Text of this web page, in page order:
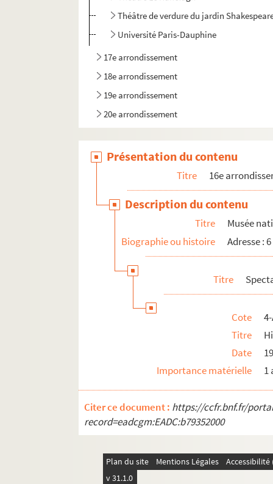
Théâtre de verdure du jardin
Université Paris-Dauphine
17e arrondissement
18e arrondissement
19e arrondissement
20e arrondissement
Présentation du contenu
Titre 16e
Description du contenu
Titre
Musée
Biographie ou histoire
Adresse :
Titre
Cote
Titre
Date
Importance matérielle
1
Citer ce document : https://ccfr.bnf.fr/
record=eadcgm:EADC:b79352000
Plan du site Mentions Légales
v 31.1.0